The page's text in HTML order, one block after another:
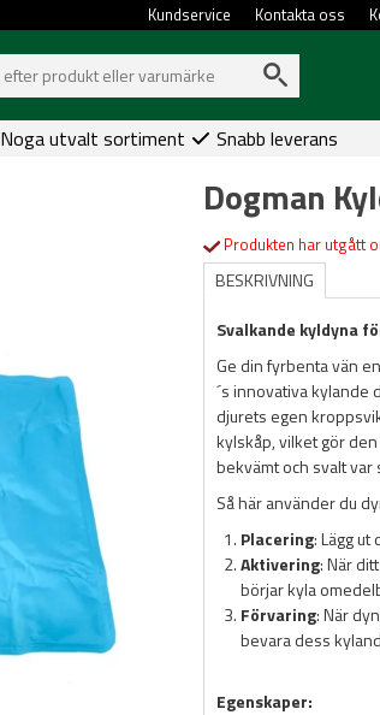
Kontakta oss
Kundservice
Noga utvalt sortiment Snabb leverans
Dogman
Produkten har utgått
BESKRIVNING
Svalkande kyldyna
Ge din fyrbenta vän
´s innovativa kylande
djurets egen
kylskåp, vilket gör
bekvämt och svalt var
Så här använder du
Placering: Lägg
Aktivering: När
börjar kyla
Förvaring: När
bevara dess
Egenskaper: